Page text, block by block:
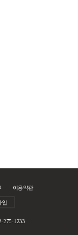
이용약관
입
275-1233